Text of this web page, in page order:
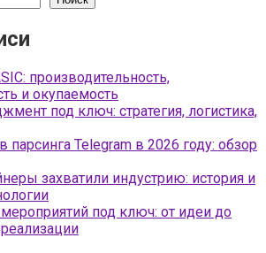
производительность,
и окупаемость
под ключ: стратегия, логистика,
парсинга Telegram в 2026 году: обзор
захватили индустрию: история и
под ключ: от идеи до